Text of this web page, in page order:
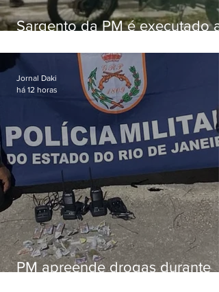
Sargento da PM é executado a
em Vaz Lobo
PM apreende drogas durante
Jornal Daki
há 12 horas